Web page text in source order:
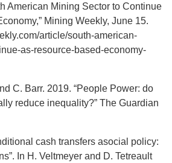
American Mining Sector to Continue
Mining Weekly, June 15.
article/south-american-
as-resource-based-economy-
C. Barr. 2019. “People Power: do
reduce inequality?” The Guardian
cash transfers asocial policy:
In H. Veltmeyer and D. Tetreault